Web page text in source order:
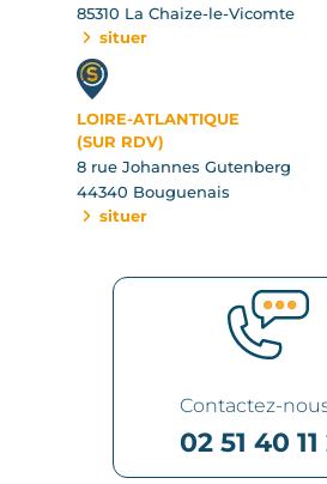
85310 La Chaize-le-Vicomte
situer
LOIRE-ATLANTIQUE
(SUR RDV)
8 rue Johannes Gutenberg
44340 Bouguenais
situer
Contactez-
02 51 40 11